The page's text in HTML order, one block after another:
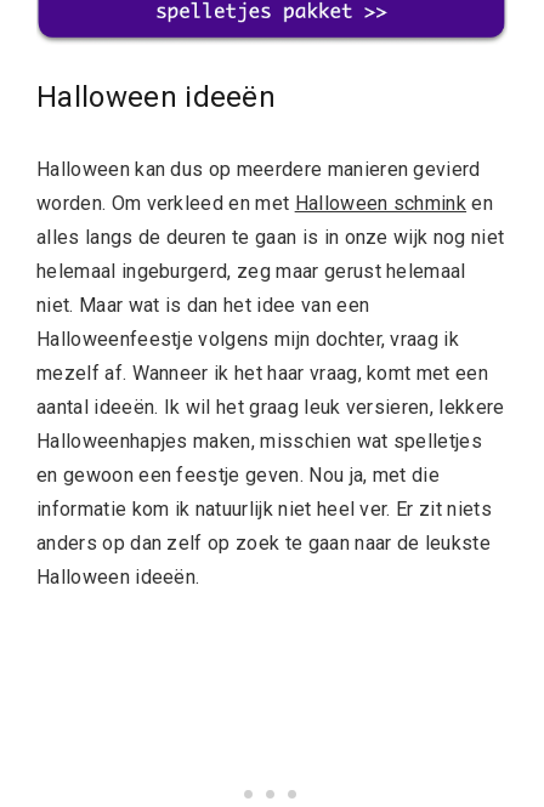
Halloween ideeën
Halloween kan dus op meerdere manieren gevierd
worden. Om verkleed en met Halloween schmink en
alles langs de deuren te gaan is in onze wijk nog niet
helemaal ingeburgerd, zeg maar gerust helemaal
niet. Maar wat is dan het idee van een
Halloweenfeestje volgens mijn dochter, vraag ik
mezelf af. Wanneer ik het haar vraag, komt met een
aantal ideeën. Ik wil het graag leuk versieren, lekkere
Halloweenhapjes maken, misschien wat spelletjes
en gewoon een feestje geven. Nou ja, met die
informatie kom ik natuurlijk niet heel ver. Er zit niets
anders op dan zelf op zoek te gaan naar de leukste
Halloween ideeën.